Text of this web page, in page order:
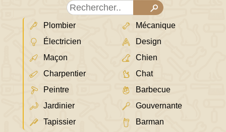
Plombier
Électricien
Maçon
Charpentier
Peintre
Jardinier
Tapissier
Mécanique
Design
Chien
Chat
Barbecue
Gouvernante
Barman